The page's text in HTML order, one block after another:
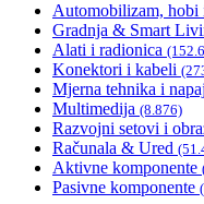
Automobilizam, hobi
Gradnja & Smart
Alati i radionica
Konektori i kabeli
Mjerna tehnika i
Multimedija (8.876)
Razvojni setovi i
Računala & Ured
Aktivne komponente
Pasivne komponente